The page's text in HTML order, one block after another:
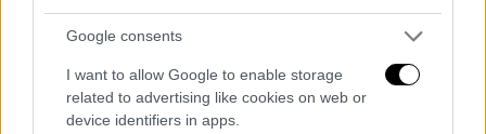
Google consents
I want to allow Google to enable storage
related to advertising like cookies on web or
device identifiers in apps.
Η επιστολή του Λευκού Οίκου στην